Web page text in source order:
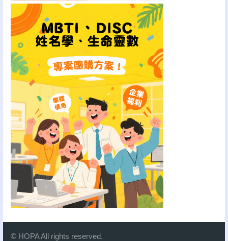
© HOPA All rights reserved.